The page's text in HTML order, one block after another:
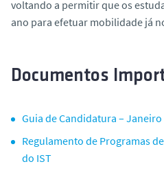
voltando a permitir que os
ano para efetuar mobilidade já
Documentos
Guia de Candidatura – Janeiro
Regulamento de Programas
do IST